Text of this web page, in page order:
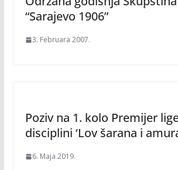
“Sarajevo 1906”
3. Februara 2007.
Poziv na 1. kolo Premijer
disciplini ‘Lov šarana i
6. Maja 2019.